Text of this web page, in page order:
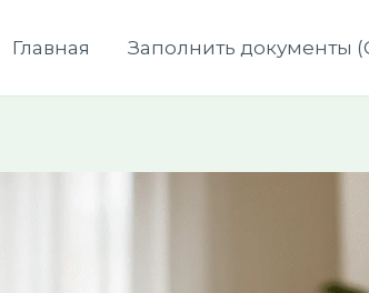
Главная Заполнить документы